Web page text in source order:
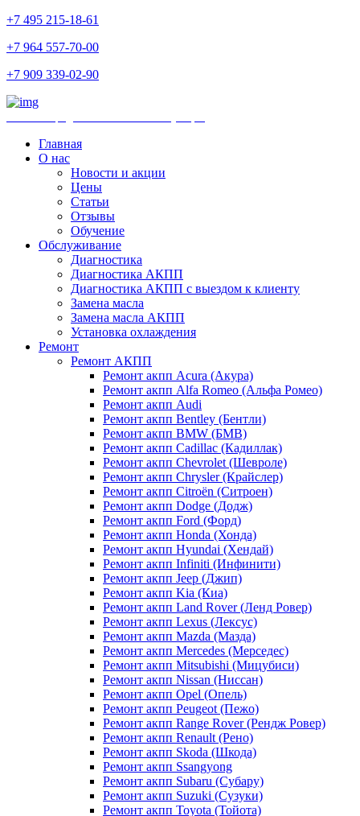
+7 495 215-18-61
+7 964 557-70-00
+7 909 339-02-90
Главная
О нас
Новости и акции
Цены
Статьи
Отзывы
Обучение
Обслуживание
Диагностика
Диагностика АКПП
Диагностика АКПП с выездом к клиенту
Замена масла
Замена масла АКПП
Установка охлаждения
Ремонт
Ремонт АКПП
Ремонт акпп Acura (Акура)
Ремонт акпп Alfa Romeo (Альфа Ромео)
Ремонт акпп Audi
Ремонт акпп Bentley (Бентли)
Ремонт акпп BMW (БМВ)
Ремонт акпп Cadillac (Кадиллак)
Ремонт акпп Chevrolet (Шевроле)
Ремонт акпп Chrysler (Крайслер)
Ремонт акпп Citroën (Ситроен)
Ремонт акпп Dodge (Додж)
Ремонт акпп Ford (Форд)
Ремонт акпп Honda (Хонда)
Ремонт акпп Hyundai (Хендай)
Ремонт акпп Infiniti (Инфинити)
Ремонт акпп Jeep (Джип)
Ремонт акпп Kia (Киа)
Ремонт акпп Land Rover (Ленд Ровер)
Ремонт акпп Lexus (Лексус)
Ремонт акпп Mazda (Мазда)
Ремонт акпп Mercedes (Мерседес)
Ремонт акпп Mitsubishi (Мицубиси)
Ремонт акпп Nissan (Ниссан)
Ремонт акпп Opel (Опель)
Ремонт акпп Peugeot (Пежо)
Ремонт акпп Range Rover (Рендж Ровер)
Ремонт акпп Renault (Рено)
Ремонт акпп Skoda (Шкода)
Ремонт акпп Ssangyong
Ремонт акпп Subaru (Cубару)
Ремонт акпп Suzuki (Сузуки)
Ремонт акпп Toyota (Тойота)